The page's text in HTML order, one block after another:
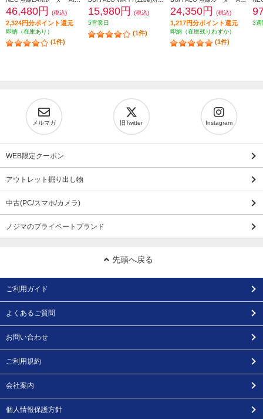
46,480円 (税込)
2,324円分ポイント還元
即納（在庫あり）
(1件)
15,980円
(税込)
5営業日
(1件)
24,350円 (税込)
1,217円分ポイント還元
即納（在庫残りわずか）
(1件)
3週
メルマガ 旧Twitter Instagram
WEB限定クーポン
アウトレット掘り出し物
中古(PC/スマホ/カメラ)
ノジマのプライベートブランド
先頭へ戻る
ご利用ガイド
よくあるご質問
お問い合わせ
ご利用規約
会社案内
個人情報保護方針